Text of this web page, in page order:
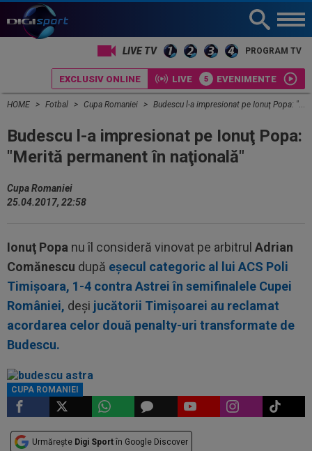
LIVE TV PROGRAM TV
EXCLUSIV ONLINE LIVE EVENIMENTE
HOME Fotbal Cupa Romaniei Budescu l-a impresionat pe Ionuţ Popa: "Merită permanent în naţională"
Budescu l-a impresionat pe Ionuţ Popa:
"Merită permanent în naţională"
Cupa Romaniei
25.04.2017, 22:58
Ionuţ Popa nu îl consideră vinovat pe arbitrul Adrian
Comănescu după eşecul categoric al lui ACS Poli
Timişoara, 1-4 contra Astrei în semifinalele Cupei
României, deşi jucătorii Timişoarei au reclamat
acordarea celor două penalty-uri transformate de
Budescu.
CUPA ROMANIEI
Urmărește Digi Sport în Google Discover